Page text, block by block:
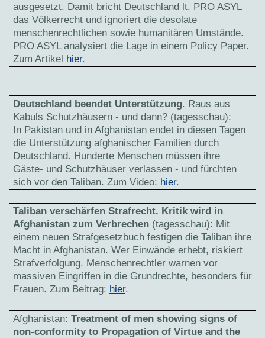
ausgesetzt. Damit bricht Deutschland lt. PRO ASYL
das Völkerrecht und ignoriert die desolate
menschenrechtlichen sowie humanitären Umstände.
PRO ASYL analysiert die Lage in einem Policy Paper.
Zum Artikel hier.
Deutschland beendet Unterstützung. Raus aus
Kabuls Schutzhäusern - und dann? (tagesschau):
In Pakistan und in Afghanistan endet in diesen Tagen
die Unterstützung afghanischer Familien durch
Deutschland. Hunderte Menschen müssen ihre
Gäste- und Schutzhäuser verlassen - und fürchten
sich vor den Taliban. Zum Video: hier.
Taliban verschärfen Strafrecht. Kritik wird in
Afghanistan zum Verbrechen(tagesschau): Mit
einem neuen Strafgesetzbuch festigen die Taliban ihre
Macht in Afghanistan. Wer Einwände erhebt, riskiert
Strafverfolgung. Menschenrechtler warnen vor
massiven Eingriffen in die Grundrechte, besonders für
Frauen. Zum Beitrag: hier.
Afghanistan: Treatment of men showing signs of
non-conformity to Propagation of Virtue and the